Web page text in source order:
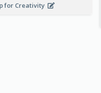
for Creativity